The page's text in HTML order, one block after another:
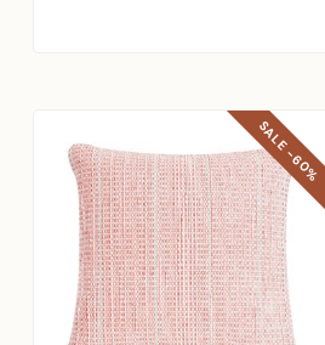
SALE -60%